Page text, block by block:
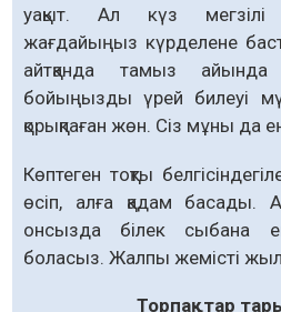
уақыт. Ал күз мегзілі
жағдайыңыз күрделене
айтқанда тамыз
бойыңызды үрей билеуі
қорықпаған жөн. Сіз мұны да
Көптеген тоқты
өсіп, алға қадам
онсызда білек сыбана
боласыз. Жалпы жемісті жыл
Торпақтар